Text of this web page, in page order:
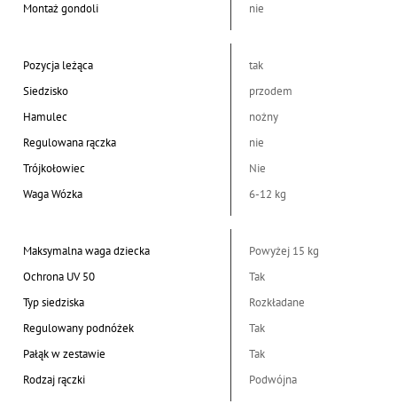
Montaż gondoli
nie
Pozycja leżąca
tak
Siedzisko
przodem
Hamulec
nożny
Regulowana rączka
nie
Trójkołowiec
Nie
Waga Wózka
6-12 kg
Maksymalna waga dziecka
Powyżej 15 kg
Ochrona UV 50
Tak
Typ siedziska
Rozkładane
Regulowany podnóżek
Tak
Pałąk w zestawie
Tak
Rodzaj rączki
Podwójna